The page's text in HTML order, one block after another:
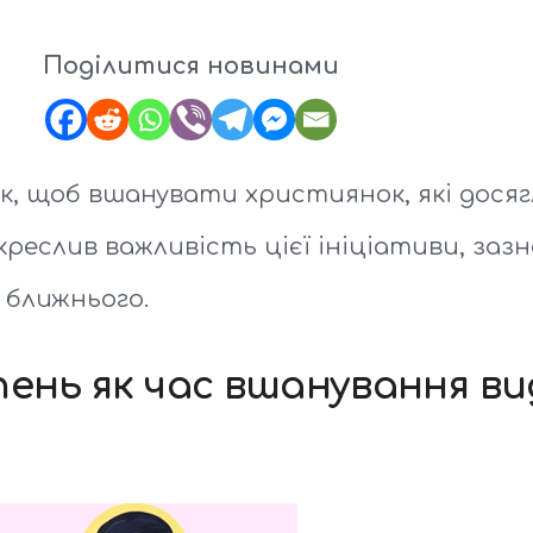
Поділитися новинами
щоб вшанувати християнок, які
важливість цієї ініціативи,
як час вшанування